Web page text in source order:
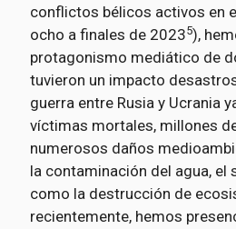
conflictos bélicos activos en
ocho a finales de 20235),
protagonismo mediático de
tuvieron un impacto
guerra entre Rusia y Ucrania
víctimas mortales, millones
numerosos daños
la contaminación del agua, el
como la destrucción de
recientemente, hemos